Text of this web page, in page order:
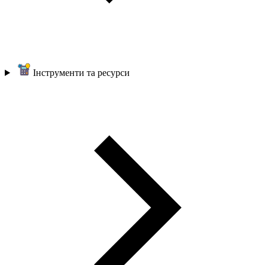
Інструменти та ресурси